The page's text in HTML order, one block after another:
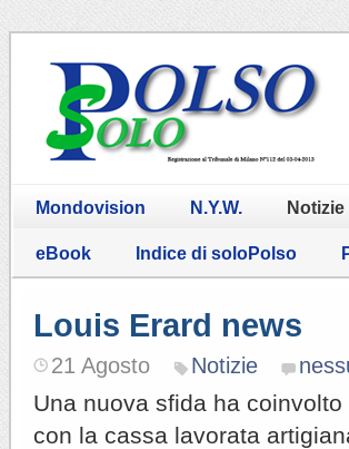
Mondovision N.Y.W. Notizie
eBook Indice di soloPolso
Louis Erard news
21 Agosto Notizie
Una nuova sfida ha
con la cassa lavorata